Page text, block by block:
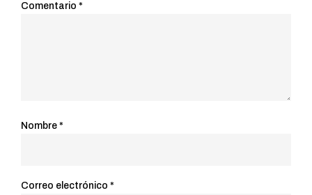
Comentario *
Nombre *
Correo electrónico *